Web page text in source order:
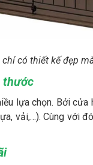
có thiết kế đẹp
thước
lựa chọn. Bởi
vải,…). Cùng với